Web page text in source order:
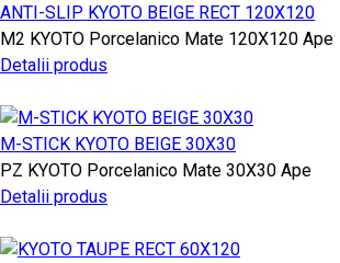
ANTI-SLIP KYOTO BEIGE RECT 120X120
M2 KYOTO Porcelanico Mate 120X120 Ape
Detalii produs
M-STICK KYOTO BEIGE 30X30
PZ KYOTO Porcelanico Mate 30X30 Ape
Detalii produs